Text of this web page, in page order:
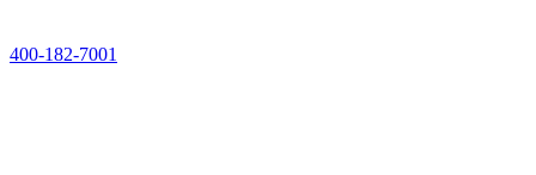
400-182-7001